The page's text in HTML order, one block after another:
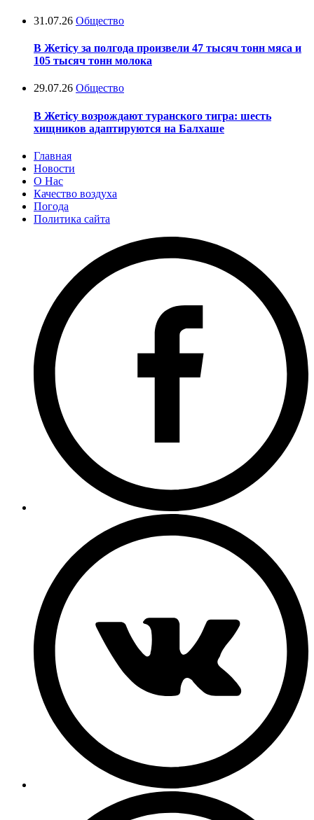
31.07.26 Общество
В Жетісу за полгода произвели 47 тысяч тонн мяса и
105 тысяч тонн молока
29.07.26 Общество
В Жетісу возрождают туранского тигра: шесть
хищников адаптируются на Балхаше
Главная
Новости
О Нас
Качество воздуха
Погода
Политика сайта